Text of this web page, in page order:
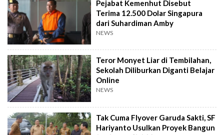
Pejabat Kemenhut Disebut
Terima 12.500 Dolar Singapura
dari Suhardiman Amby
NEWS
Teror Monyet Liar di Tembilahan,
Sekolah Diliburkan Diganti Belajar
Online
NEWS
Tak Cuma Flyover Garuda Sakti, SF
Hariyanto Usulkan Proyek Bangun